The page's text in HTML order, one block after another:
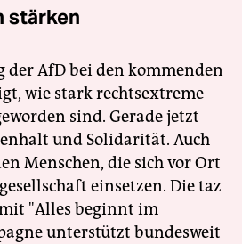
stärken
der AfD bei den kommenden
wie stark rechtsextreme
sind. Gerade jetzt
und Solidarität. Auch
Menschen, die sich vor Ort
einsetzen. Die taz
"Alles beginnt im
unterstützt bundesweit